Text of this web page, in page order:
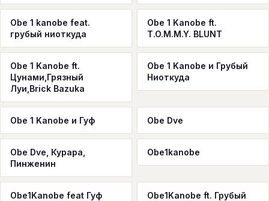
Obe 1 kanobe feat.
грубый ниоткуда
Obe 1 Kanobe ft.
T.O.M.M.Y. BLUNT
Obe 1 Kanobe ft.
Цунами,Грязный
Луи,Brick Bazuka
Obe 1 Kanobe и Грубый
Ниоткуда
Obe 1 Kanobe и Гуф Obe Dve
Obe Dve, Курара,
Пинженин
Obe1kanobe
Obe1Kanobe feat Гуф
Obe1Kanobe ft. Грубый